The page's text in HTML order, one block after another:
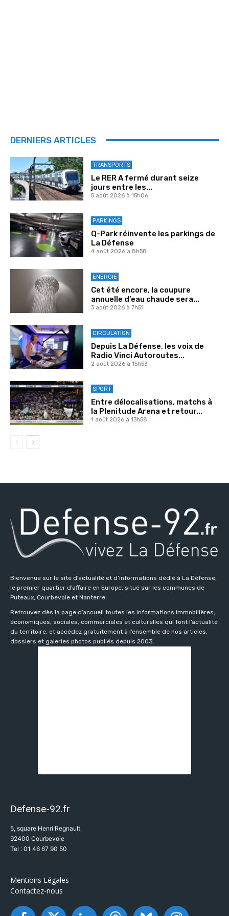
DERNIERS ARTICLES
TRANSPORTS
Le RER A fermé durant seize
jours entre les...
5 août 2026 à 15h06
PARKINGS
Q-Park réinvente les parkings de
La Défense
4 août 2026 à 8h58
ENERGIE
Cet été encore, la coupure
annuelle d’eau chaude sera...
3 août 2026 à 7h51
CIRCULATION
Depuis La Défense, les voix de
Radio Vinci Autoroutes...
2 août 2026 à 15h53
SPORT
Entre délocalisations, matchs à
la Plenitude Arena et retour...
1 août 2026 à 13h58
Bienvenue sur le site d’actualité et d’informations dédié à La Défense,
le premier quartier d’affaire en Europe, situé sur les communes de
Puteaux, Courbevoie et Nanterre.
Retrouvez dès la page d’accueil toutes les informations immobilières,
économiques, sociales, commerciales et culturelles qui font l’actualité
du territoire, et accédez gratuitement à l’ensemble de nos articles,
dossiers et galeries photos publiés depuis 2003.
Defense-92.fr
5, square Henri Regnault
92400 Courbevoie
Tel : 01 46 67 90 50
Mentions Légales
Contactez-nous